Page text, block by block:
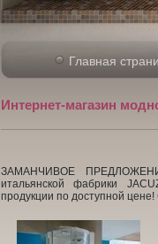
Главная
Интернет-магазин
ЗАМАНЧИВОЕ
итальянской фабрики
продукции по доступной